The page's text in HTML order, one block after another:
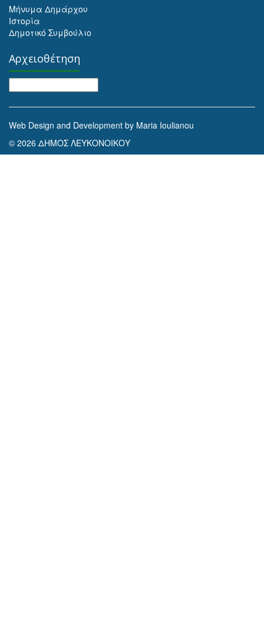
Μήνυμα Δημάρχου
Ιστορία
Δημοτικό Συμβούλιο
Αρχειοθέτηση
Web Design and Development by Maria Ioulianou
© 2026 ΔΗΜΟΣ ΛΕΥΚΟΝΟΙΚΟΥ